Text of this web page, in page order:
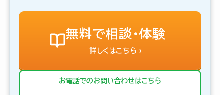
無料で相談・体験
詳しくはこちら
お電話でのお問い合わせはこちら